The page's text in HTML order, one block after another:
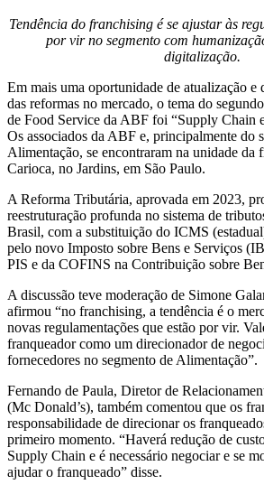
Tendência do franchising é se ajustar às
por vir no segmento com
digitalização.
Em mais uma oportunidade de atualização e
das reformas no mercado, o tema do
de Food Service da ABF foi “Supply Chain
Os associados da ABF e, principalmente do
Alimentação, se encontraram na unidade da
Carioca, no Jardins, em São Paulo.
A Reforma Tributária, aprovada em 2023,
reestruturação profunda no sistema de
Brasil, com a substituição do ICMS
pelo novo Imposto sobre Bens e Serviços
PIS e da COFINS na Contribuição sobre
A discussão teve moderação de Simone
afirmou “no franchising, a tendência é o
novas regulamentações que estão por vir.
franqueador como um direcionador de
fornecedores no segmento de Alimentação”.
Fernando de Paula, Diretor de
(Mc Donald’s), também comentou que os
responsabilidade de direcionar os
primeiro momento. “Haverá redução de
Supply Chain e é necessário negociar e se
ajudar o franqueado” disse.